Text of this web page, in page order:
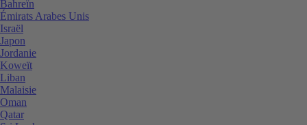
Bahreïn
Émirats Arabes Unis
Israël
Japon
Jordanie
Koweït
Liban
Malaisie
Oman
Qatar